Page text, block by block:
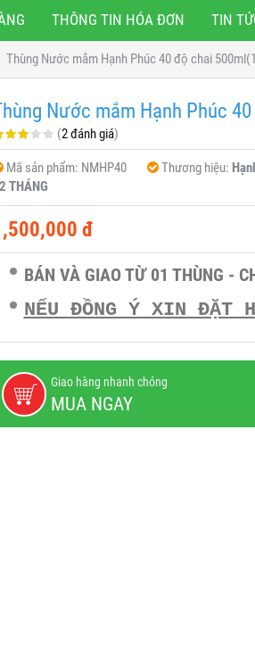
THÔNG TIN HÓA ĐƠN TIN
Thùng Nước mắm Hạnh Phúc 40 độ chai
Nước mắm Hạnh Phúc
(2 đánh giá)
Mã sản phẩm: NMHP40 Thương hiệu:
THÁNG
đ
BÁN VÀ GIAO TỪ 01 THÙNG -
NẾU ĐỒNG Ý XIN ĐẶT
Giao hàng nhanh chóng
MUA NGAY